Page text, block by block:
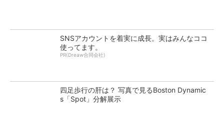
SNSアカウントを着実に成長。実はみんなココ
使ってます。
PR(Dreaw合同会社)
四足歩行の肝は？ 写真で見るBoston Dynamic
s「Spot」分解展示